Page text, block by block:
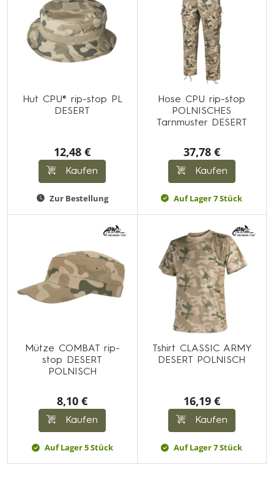
Hut CPU® rip-stop PL
DESERT
12,48 €
Kaufen
Zur Bestellung
Hose CPU rip-stop
POLNISCHES
Tarnmuster DESERT
37,78 €
Kaufen
Auf Lager 7 Stück
Mütze COMBAT rip-
stop DESERT
POLNISCH
8,10 €
Kaufen
Auf Lager 5 Stück
Tshirt CLASSIC ARMY
DESERT POLNISCH
16,19 €
Kaufen
Auf Lager 7 Stück